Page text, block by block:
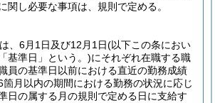
関し必要な事項は、規則で定める。
、6月1日及び12月1日(以下この条におい
基準日」という。)にそれぞれ在職する職
員の基準日以前における直近の勤務成績
箇月以内の期間における勤務の状況に応じ
日の属する月の規則で定める日に支給す